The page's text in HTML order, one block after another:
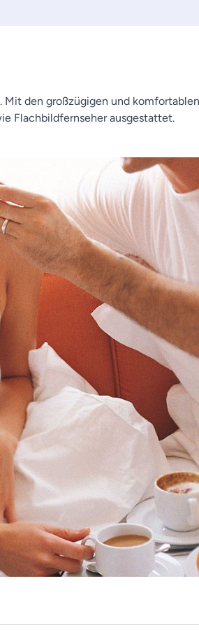
den großzügigen und
Flachbildfernseher ausgestattet.